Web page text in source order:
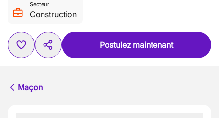
Secteur
Construction
Postulez maintenant
Maçon